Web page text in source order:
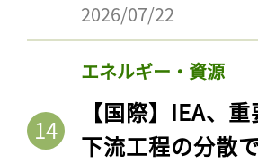
2026/07/22
エネルギー・資源
【国際】IEA、
下流工程の分散